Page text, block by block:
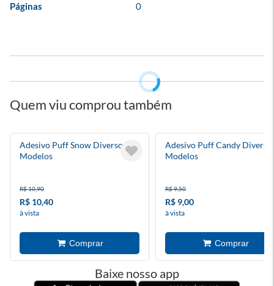
Páginas
0
Quem viu comprou também
Adesivo Puff Snow Diversos
Modelos
R$ 10,90
R$ 10,40
à vista
Adesivo Puff Candy
Modelos
R$ 9,50
R$ 9,00
à vista
Baixe nosso app